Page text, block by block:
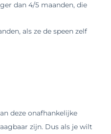
dan 4/5 maanden, die
als ze de speen zelf
deze onafhankelijke
zijn. Dus als je wilt